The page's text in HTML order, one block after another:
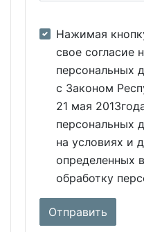
Нажимая
свое согласие
персональных
с Законом
21 мая
персональных
на условиях и
определенных
обработку